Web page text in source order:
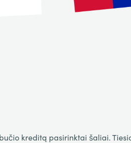
kreditą pasirinktai šaliai.